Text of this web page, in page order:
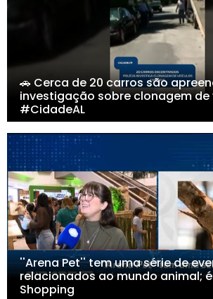
🚗 Cerca de 20 carros são
investigação sobre clonagem de
#CidadeAL
''Arena Pet'' tem uma série de
relacionados ao mundo animal;
Shopping